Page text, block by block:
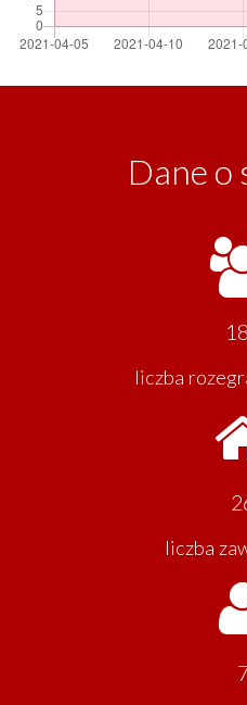
Dane o
liczba
liczba